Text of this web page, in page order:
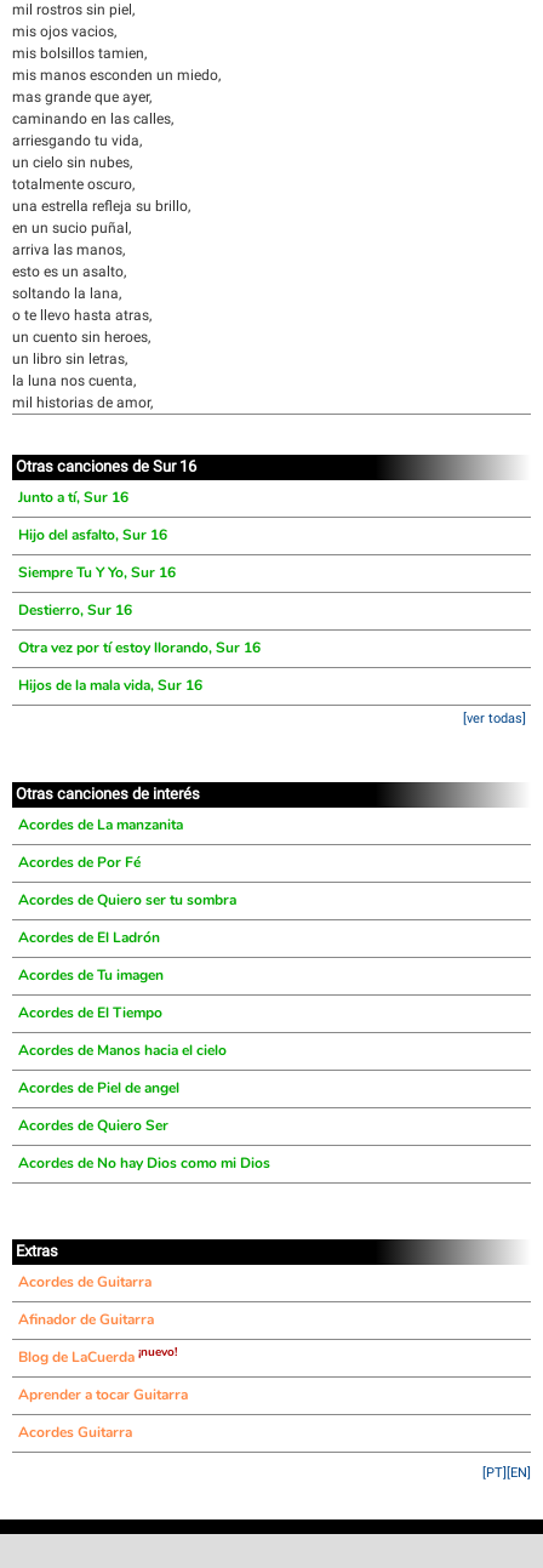
mil rostros sin piel,
mis ojos vacios,
mis bolsillos tamien,
mis manos esconden un miedo,
mas grande que ayer,
caminando en las calles,
arriesgando tu vida,
un cielo sin nubes,
totalmente oscuro,
una estrella refleja su brillo,
en un sucio puñal,
arriva las manos,
esto es un asalto,
soltando la lana,
o te llevo hasta atras,
un cuento sin heroes,
un libro sin letras,
la luna nos cuenta,
mil historias de amor,
Otras canciones de Sur 16
Junto a tí, Sur 16
Hijo del asfalto, Sur 16
Siempre Tu Y Yo, Sur 16
Destierro, Sur 16
Otra vez por tí estoy llorando, Sur 16
Hijos de la mala vida, Sur 16
[ver todas]
Otras canciones de interés
Acordes de La manzanita
Acordes de Por Fé
Acordes de Quiero ser tu sombra
Acordes de El Ladrón
Acordes de Tu imagen
Acordes de El Tiempo
Acordes de Manos hacia el cielo
Acordes de Piel de angel
Acordes de Quiero Ser
Acordes de No hay Dios como mi Dios
Extras
Acordes de Guitarra
Afinador de Guitarra
Blog de LaCuerda ¡nuevo!
Aprender a tocar Guitarra
Acordes Guitarra
[EN]
[PT]